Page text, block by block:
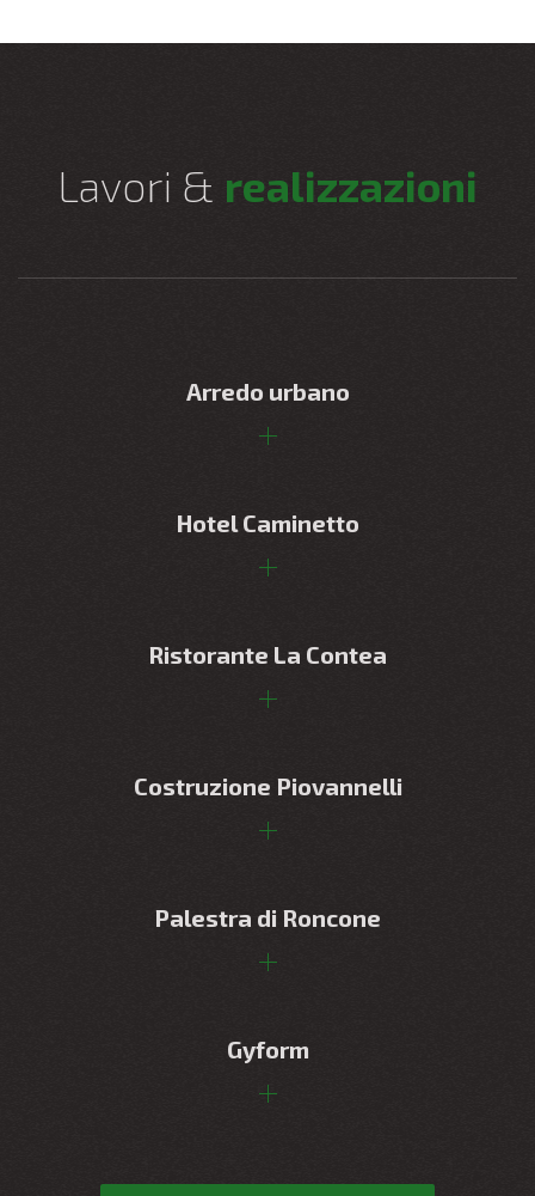
Lavori & realizzazioni
Arredo urbano
Hotel Caminetto
Ristorante La Contea
Costruzione Piovannelli
Palestra di Roncone
Gyform